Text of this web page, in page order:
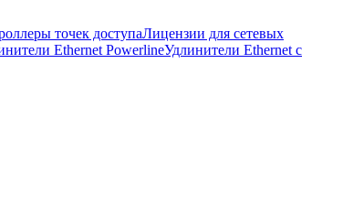
точек доступаЛицензии для сетевых
Ethernet PowerlineУдлинители Ethernet с